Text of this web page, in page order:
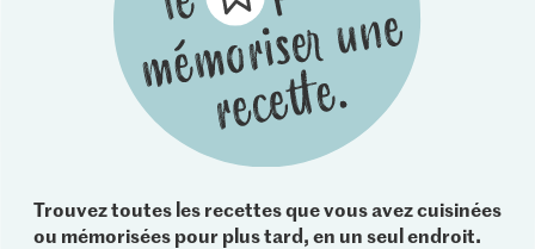
Trouvez toutes les recettes que vous avez cuisinées
ou mémorisées pour plus tard, en un seul endroit.